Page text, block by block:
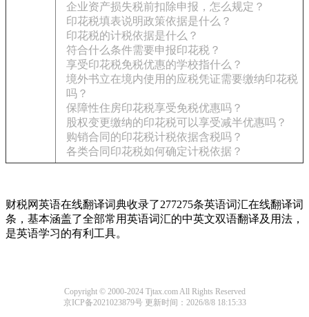
企业资产损失税前扣除申报，怎么规定？
印花税填表说明政策依据是什么？
印花税的计税依据是什么？
符合什么条件需要申报印花税？
享受印花税免税优惠的学校指什么？
境外书立在境内使用的应税凭证需要缴纳印花税
吗？
保障性住房印花税享受免税优惠吗？
股权变更缴纳的印花税可以享受减半优惠吗？
购销合同的印花税计税依据含税吗？
各类合同印花税如何确定计税依据？
财税网英语在线翻译词典收录了277275条英语词汇在线翻译词
条，基本涵盖了全部常用英语词汇的中英文双语翻译及用法，
是英语学习的有利工具。
Copyright © 2000-2024 Tjtax.com All Rights Reserved
京ICP备2021023879号更新时间：2026/8/8 18:15:33